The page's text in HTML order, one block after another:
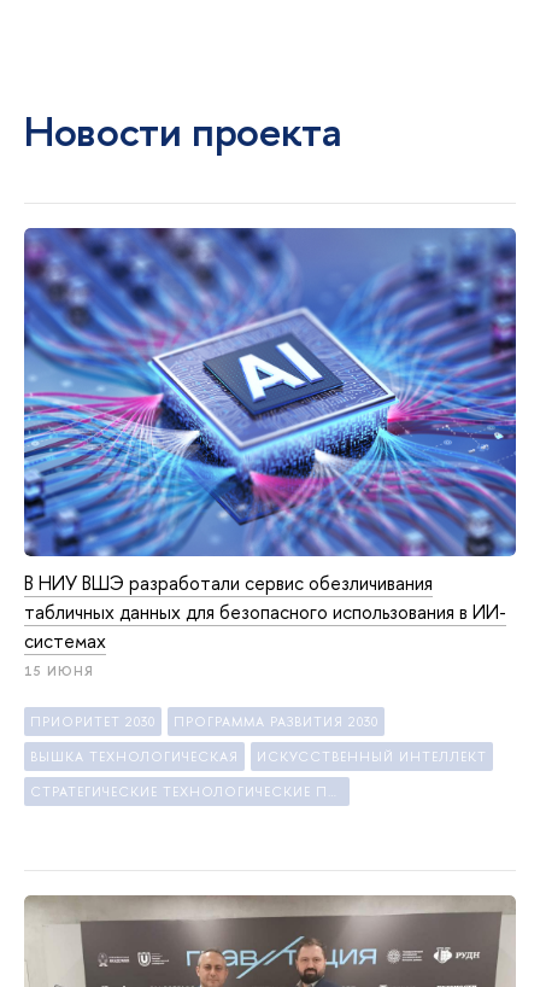
Новости проекта
В НИУ ВШЭ разработали сервис обезличивания
табличных данных для безопасного использования в ИИ-
системах
15 ИЮНЯ
ПРИОРИТЕТ 2030 ПРОГРАММА РАЗВИТИЯ 2030
ВЫШКА ТЕХНОЛОГИЧЕСКАЯ ИСКУССТВЕННЫЙ ИНТЕЛЛЕКТ
СТРАТЕГИЧЕСКИЕ ТЕХНОЛОГИЧЕСКИЕ ПРОЕКТЫ